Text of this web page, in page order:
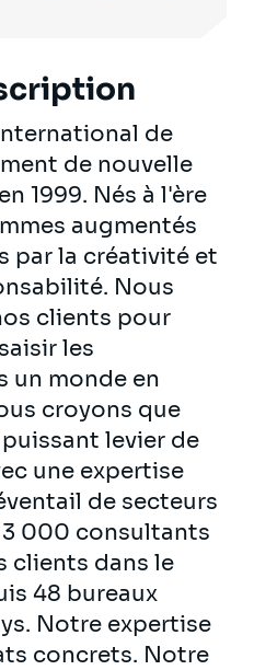
de
de nouvelle
1999. Nés à l'ère
augmentés
par la créativité et
Nous
clients pour
les
un monde en
croyons que
levier de
une expertise
de secteurs
3 000 consultants
clients dans le
48 bureaux
Notre expertise
concrets. Notre